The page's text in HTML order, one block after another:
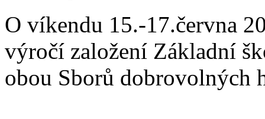
O víkendu 15.-17.června
výročí založení Základní
obou Sborů dobrovolných